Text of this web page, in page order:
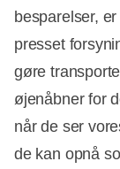
besparelser,
presset
gøre
øjenåbner for
når de ser
de kan opnå